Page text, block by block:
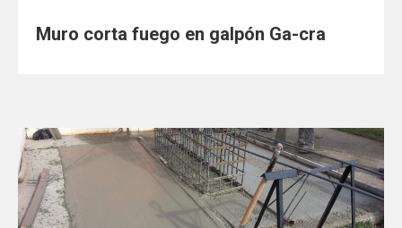
Muro corta fuego en galpón Ga-cra